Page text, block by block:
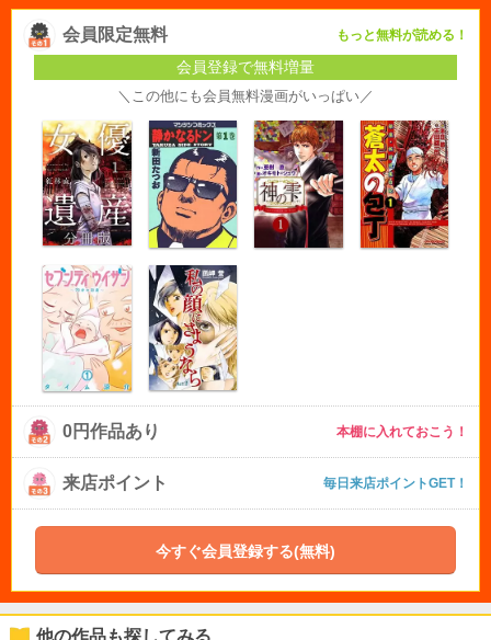
会員限定無料 もっと無料が読める！
会員登録で無料増量
＼この他にも会員無料漫画がいっぱい／
0円作品あり 本棚に入れておこう！
来店ポイント 毎日来店ポイントGET！
今すぐ会員登録する(無料)
他の作品も探してみる